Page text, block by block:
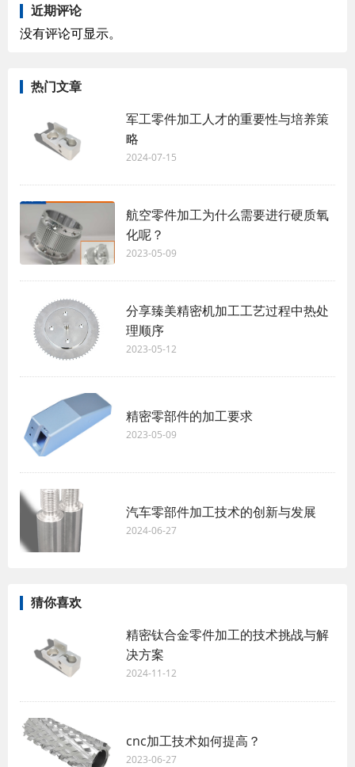
近期评论
没有评论可显示。
热门文章
军工零件加工人才的重要性与培养策
略
2024-07-15
航空零件加工为什么需要进行硬质氧
化呢？
2023-05-09
分享臻美精密机加工工艺过程中热处
理顺序
2023-05-12
精密零部件的加工要求
2023-05-09
汽车零部件加工技术的创新与发展
2024-06-27
猜你喜欢
精密钛合金零件加工的技术挑战与解
决方案
2024-11-12
cnc加工技术如何提高？
2023-06-27